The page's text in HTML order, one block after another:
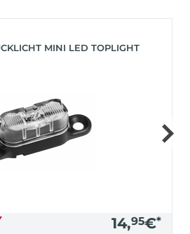
MINI LED TOPLIGHT
14,95€*